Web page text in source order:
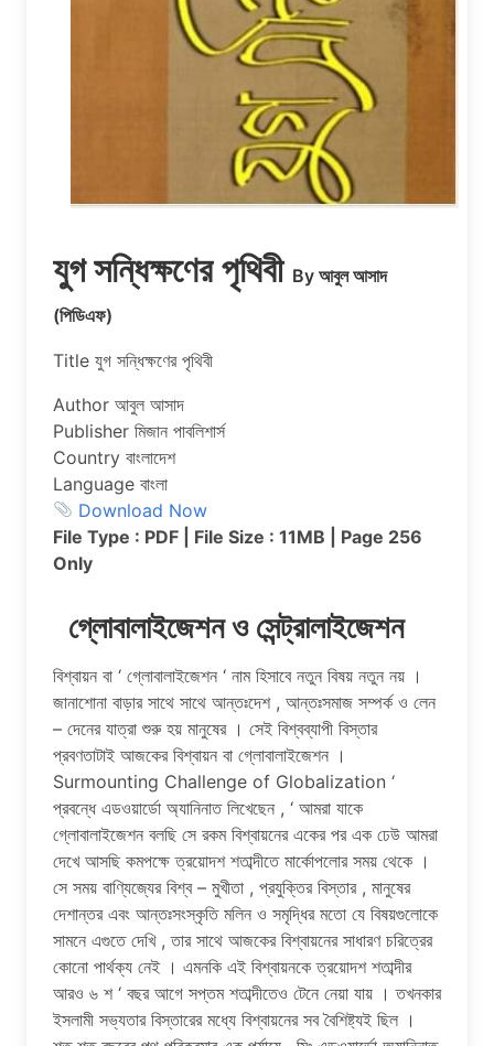
যুগ সন্ধিক্ষণের পৃথিবী By আবুল আসাদ
(পিডিএফ)
Title যুগ সন্ধিক্ষণের পৃথিবী
Author আবুল আসাদ
Publisher মিজান পাবলিশার্স
Country বাংলাদেশ
Language বাংলা
Download Now
File Type : PDF | File Size : 11MB | Page 256
Only
গ্লোবালাইজেশন ও সেন্ট্রালাইজেশন
বিশ্বায়ন বা ‘ গ্লোবালাইজেশন ‘ নাম হিসাবে নতুন বিষয় নতুন নয় ।
জানাশোনা বাড়ার সাথে সাথে আন্তঃদেশ , আন্তঃসমাজ সম্পর্ক ও লেন
– দেনের যাত্রা শুরু হয় মানুষের । সেই বিশ্বব্যাপী বিস্তার
প্রবণতাটাই আজকের বিশ্বায়ন বা গ্লোবালাইজেশন ।
Surmounting Challenge of Globalization ‘
প্রবন্ধে এডওয়ার্ডো অ্যানিনাত লিখেছেন , ‘ আমরা যাকে
গ্লোবালাইজেশন বলছি সে রকম বিশ্বায়নের একের পর এক ঢেউ আমরা
দেখে আসছি কমপক্ষে ত্রয়োদশ শতাব্দীতে মার্কোপলোর সময় থেকে ।
সে সময় বাণ্যিজ্যের বিশ্ব – মুখীতা , প্রযুক্তির বিস্তার , মানুষের
দেশান্তর এবং আন্তঃসংস্কৃতি মলিন ও সমৃদ্ধির মতো যে বিষয়গুলোকে
সামনে এগুতে দেখি , তার সাথে আজকের বিশ্বায়নের সাধারণ চরিত্রের
কোনো পার্থক্য নেই । এমনকি এই বিশ্বায়নকে ত্রয়োদশ শতাব্দীর
আরও ৬ শ ‘ বছর আগে সপ্তম শতাব্দীতেও টেনে নেয়া যায় । তখনকার
ইসলামী সভ্যতার বিস্তারের মধ্যে বিশ্বায়নের সব বৈশিষ্ট্যই ছিল ।